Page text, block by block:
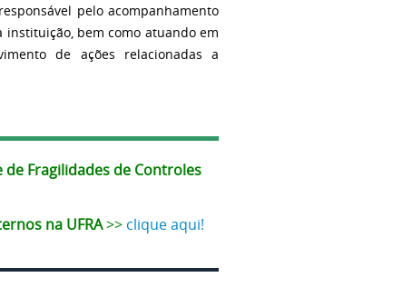
pelo acompanhamento
instituição, bem como atuando em
de ações relacionadas a
de Fragilidades de Controles
na UFRA>> clique aqui!